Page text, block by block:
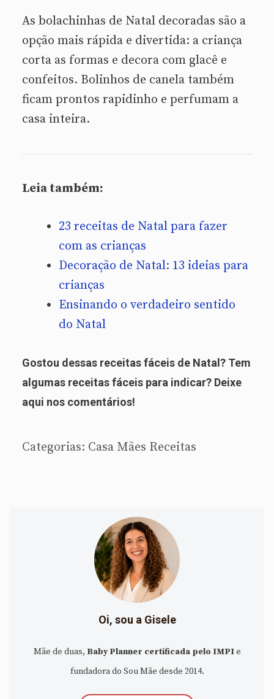
As bolachinhas de Natal decoradas são a
opção mais rápida e divertida: a criança
corta as formas e decora com glacê e
confeitos. Bolinhos de canela também
ficam prontos rapidinho e perfumam a
casa inteira.
Leia também:
23 receitas de Natal para fazer
com as crianças
Decoração de Natal: 13 ideias para
crianças
Ensinando o verdadeiro sentido
do Natal
Gostou dessas receitas fáceis de Natal? Tem
algumas receitas fáceis para indicar? Deixe
aqui nos comentários!
Categorias: Casa Mães Receitas
Oi, sou a Gisele
Mãe de duas, Baby Planner certificada pelo IMPIe
fundadora do Sou Mãe desde 2014.